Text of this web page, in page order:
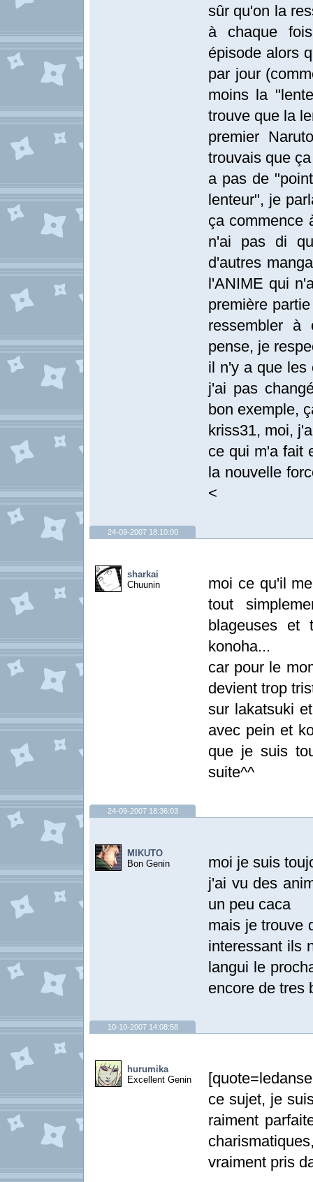
sûr qu'on la
à chaque
épisode alors
par jour
moins la
trouve que la
premier
trouvais que
a pas de
lenteur", je
ça commence
n'ai pas di
d'autres
l'ANIME qui
première
ressembler
pense, je
il n'y a que les
j'ai pas
bon exemple,
kriss31, moi,
ce qui m'a fait
la nouvelle
<
24-09-2007 18:10:00
sharkai
Chuunin
moi ce qu'il
tout
blageuses et
konoha...
car pour le
devient trop
sur lakatsuki
avec pein et
que je suis
suite^^
24-09-2007 18:36:03
MIKUTO
Bon Genin
moi je suis
j'ai vu des
un peu caca
mais je trouve
interessant ils
langui le
encore de tres
10-10-2007 14:08:58
hurumika
Excellent Genin
ce sujet, je
raiment
vraiment pris